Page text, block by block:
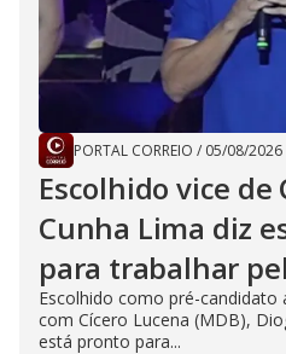
PORTAL CORREIO / 05/08/2026
Escolhido vice de
Cunha Lima diz
para trabalhar
Escolhido como pré-candidato
com Cícero Lucena (MDB),
está pronto para...